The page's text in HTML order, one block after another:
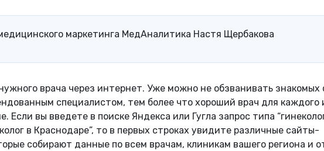
маркетинга МедАналитика Настя Щербакова
врача через интернет. Уже можно не обзванивать знакомых
специалистом, тем более что хороший врач для каждого
Если вы введете в поиске Яндекса или Гугла запрос типа
в Краснодаре”, то в первых строках увидите различные сайты-
собирают данные по всем врачам, клиникам вашего региона и